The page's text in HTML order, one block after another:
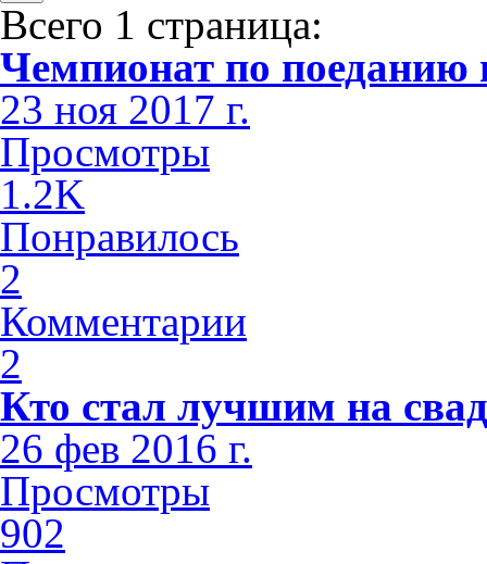
Всего 1 страница:
Чемпионат по поеданию
23 ноя 2017 г.
Просмотры
1.2K
Понравилось
2
Комментарии
2
Кто стал лучшим на
26 фев 2016 г.
Просмотры
902